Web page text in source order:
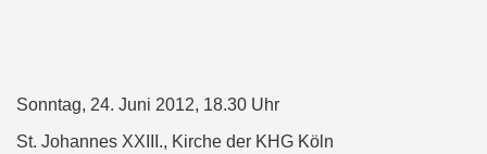
Sonntag, 24. Juni 2012, 18.30 Uhr
St. Johannes XXIII., Kirche der KHG Köln